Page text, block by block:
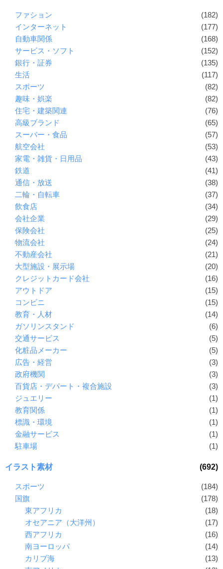
ファション
(182)
インターネット
(177)
自動車関係
(168)
サービス・ソフト
(152)
銀行・証券
(135)
生活
(117)
スポーツ
(82)
趣味・娯楽
(82)
住宅・建築関連
(76)
高級ブランド
(65)
スーパー・食品
(57)
航空会社
(53)
家電・雑貨・日用品
(43)
鉄道
(41)
通信・放送
(38)
二輪・自転車
(37)
飲食店
(34)
会社企業
(29)
保険会社
(25)
物流会社
(24)
不動産会社
(21)
大型施設・展示場
(20)
クレジットカード会社
(16)
アウトドア
(15)
コンビニ
(15)
教育・人材
(14)
ガソリンスタンド
(6)
交通サービス
(5)
化粧品メーカー
(5)
広告・経営
(3)
政府機関
(3)
百貨店・デパート・複合施設
(3)
ジュエリー
(1)
教育関係
(1)
標識・環境
(1)
金融サービス
(1)
駐車場
(1)
イラスト素材 (692)
スポーツ
(184)
国旗
(178)
東アフリカ
(18)
オセアニア（大洋州）
(17)
西アフリカ
(16)
南ヨーロッパ
(14)
カリブ海
(13)